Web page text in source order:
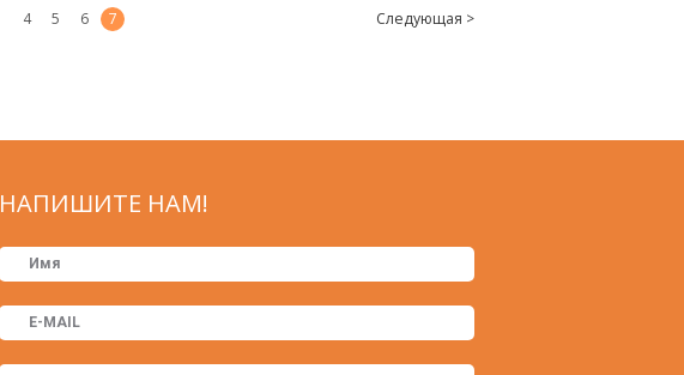
4 5 6 7 Следующая >
НАПИШИТЕ НАМ!